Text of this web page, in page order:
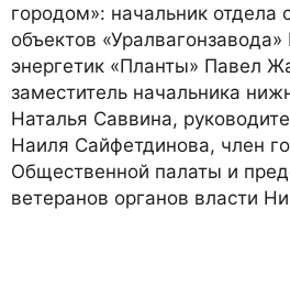
городом»: начальник отдела
объектов
энергетик «Планты» Павел
заместитель начальника
Наталья Саввина,
Наиля Сайфетдинова, член
Общественной палаты и
ветеранов органов власти